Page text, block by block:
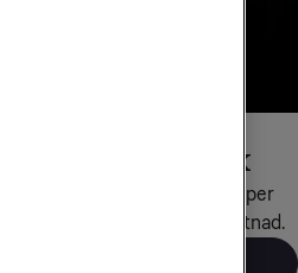
Max
Max ingår 1 GB surf per
landet, helt utan extra kostnad.